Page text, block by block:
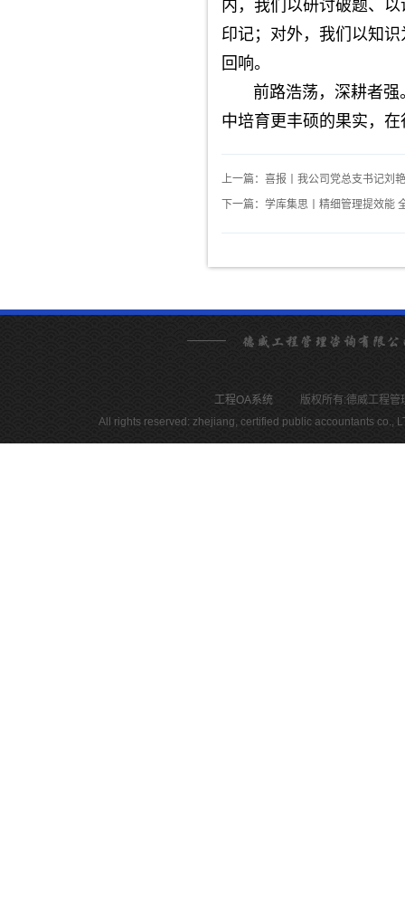
内，我们以研讨破题、
印记；对外，我们以知
回响。
前路浩荡，深耕者强
中培育更丰硕的果实，
上一篇：喜报丨我公司党总支书记刘
下一篇：学库集思丨精细管理提效
工程OA系统 版权所有:德威工程管理
All rights reserved: zhejiang, certified public accountants co.,